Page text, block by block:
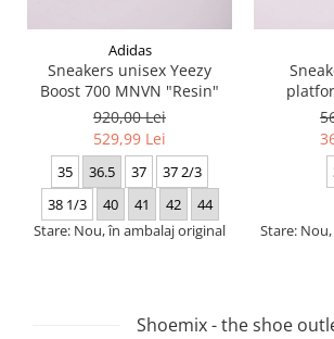
Adidas
Sneakers unisex Yeezy
Boost 700 MNVN "Resin"
920,00 Lei
529,99 Lei
35 36.5 37
37 2/3
38 1/3
40 41 42
44
Stare: Nou, în ambalaj original
Stare:
Shoemix - the shoe